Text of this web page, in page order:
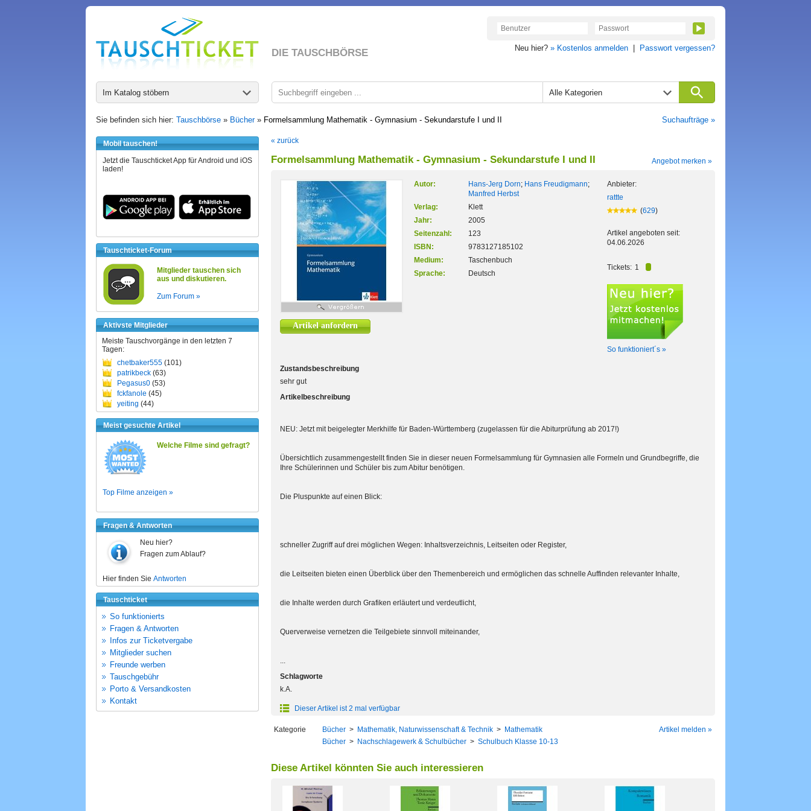
DIE TAUSCHBÖRSE Neu hier? » Kostenlos anmelden Passwort vergessen?
Im Katalog stöbern Alle Kategorien
Sie befinden sich hier: Tauschbörse » Bücher» Formelsammlung Mathematik - Gymnasium - Sekundarstufe I und II Suchaufträge »
Mobil tauschen!
Jetzt die Tauschticket App für Android und iOS
laden!
Tauschticket-Forum
Mitglieder tauschen sich
aus und diskutieren.
Zum Forum »
Aktivste Mitglieder
Meiste Tauschvorgänge in den letzten 7
Tagen:
chetbaker555 (101)
patrikbeck (63)
Pegasus0 (53)
fckfanole (45)
yeiting (44)
Meist gesuchte Artikel
Welche Filme sind gefragt?
Top Filme anzeigen »
Fragen & Antworten
Neu hier?
Fragen zum Ablauf?
Hier finden Sie Antworten
Tauschticket
So funktionierts
Fragen & Antworten
Infos zur Ticketvergabe
Mitglieder suchen
Freunde werben
Tauschgebühr
Porto & Versandkosten
Kontakt
« zurück
Formelsammlung Mathematik - Gymnasium - Sekundarstufe I und II Angebot merken »
Artikel anfordern
Autor: Hans-Jerg Dorn; Hans Freudigmann;
Manfred Herbst
Verlag:
Klett
Jahr:
2005
Seitenzahl:
123
ISBN:
9783127185102
Medium:
Taschenbuch
Sprache:
Deutsch
Anbieter:
rattte
(629)
Artikel angeboten seit:
04.06.2026
Tickets: 1
So funktioniert´s »
Zustandsbeschreibung
sehr gut
Artikelbeschreibung
NEU: Jetzt mit beigelegter Merkhilfe für Baden-Württemberg (zugelassen für die Abiturprüfung ab 2017!)
Übersichtlich zusammengestellt finden Sie in dieser neuen Formelsammlung für Gymnasien alle Formeln und Grundbegriffe, die
Ihre Schülerinnen und Schüler bis zum Abitur benötigen.
Die Pluspunkte auf einen Blick:
schneller Zugriff auf drei möglichen Wegen: Inhaltsverzeichnis, Leitseiten oder Register,
die Leitseiten bieten einen Überblick über den Themenbereich und ermöglichen das schnelle Auffinden relevanter Inhalte,
die Inhalte werden durch Grafiken erläutert und verdeutlicht,
Querverweise vernetzen die Teilgebiete sinnvoll miteinander,
...
Schlagworte
k.A.
Dieser Artikel ist 2 mal verfügbar
Kategorie Bücher > Mathematik, Naturwissenschaft & Technik > Mathematik
Bücher > Nachschlagewerk & Schulbücher > Schulbuch Klasse 10-13
Artikel melden »
Diese Artikel könnten Sie auch interessieren